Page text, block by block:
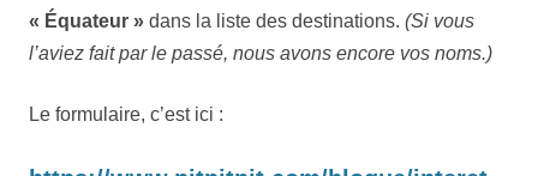
« Équateur » dans la liste des destinations. (Si vous
l’aviez fait par le passé, nous avons encore vos noms.)
Le formulaire, c’est ici :